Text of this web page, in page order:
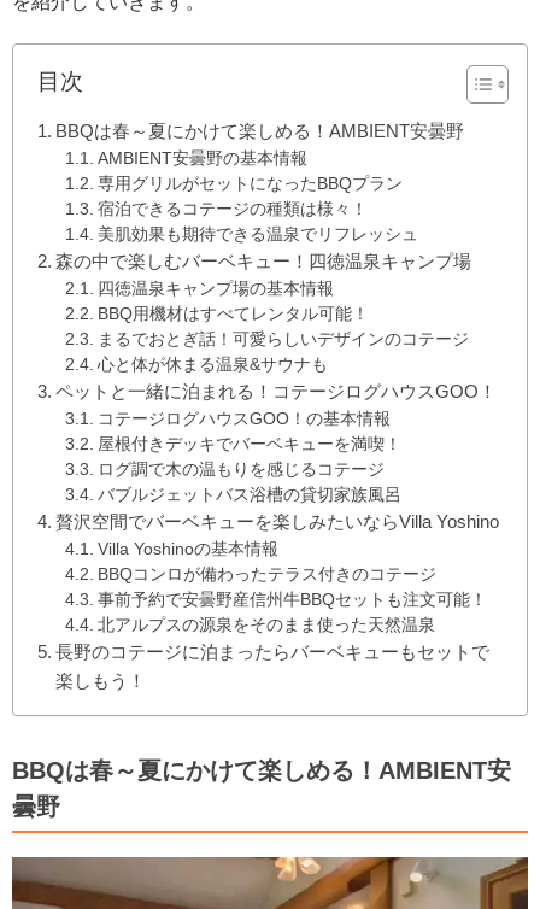
目次
BBQは春～夏にかけて楽しめる！AMBIENT安曇野
AMBIENT安曇野の基本情報
専用グリルがセットになったBBQプラン
宿泊できるコテージの種類は様々！
美肌効果も期待できる温泉でリフレッシュ
森の中で楽しむバーベキュー！四徳温泉キャンプ場
四徳温泉キャンプ場の基本情報
BBQ用機材はすべてレンタル可能！
まるでおとぎ話！可愛らしいデザインのコテージ
心と体が休まる温泉&サウナも
ペットと一緒に泊まれる！コテージログハウスGOO！
コテージログハウスGOO！の基本情報
屋根付きデッキでバーベキューを満喫！
ログ調で木の温もりを感じるコテージ
バブルジェットバス浴槽の貸切家族風呂
贅沢空間でバーベキューを楽しみたいならVilla Yoshino
Villa Yoshinoの基本情報
BBQコンロが備わったテラス付きのコテージ
事前予約で安曇野産信州牛BBQセットも注文可能！
北アルプスの源泉をそのまま使った天然温泉
長野のコテージに泊まったらバーベキューもセットで
楽しもう！
BBQは春～夏にかけて楽しめる！AMBIENT安
曇野